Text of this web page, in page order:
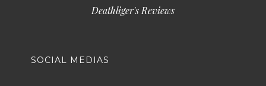
Deathliger's Reviews
SOCIAL MEDIAS